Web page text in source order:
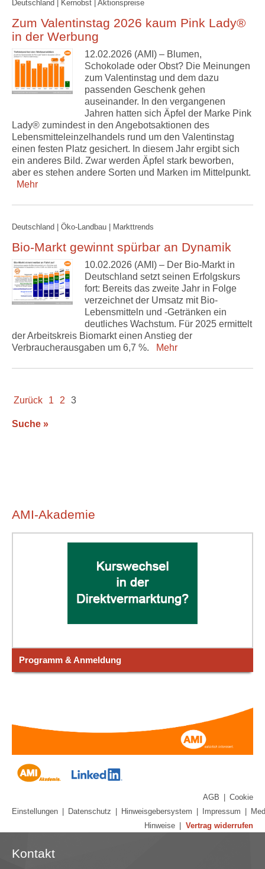
Deutschland | Kernobst | Aktionspreise
Zum Valentinstag 2026 kaum Pink Lady®
in der Werbung
12.02.2026 (AMI) – Blumen,
Schokolade oder Obst? Die Meinungen
zum Valentinstag und dem dazu
passenden Geschenk gehen
auseinander. In den vergangenen
Jahren hatten sich Äpfel der Marke Pink
Lady® zumindest in den Angebotsaktionen des
Lebensmitteleinzelhandels rund um den Valentinstag
einen festen Platz gesichert. In diesem Jahr ergibt sich
ein anderes Bild. Zwar werden Äpfel stark beworben,
aber es stehen andere Sorten und Marken im Mittelpunkt.
Mehr
Deutschland | Öko-Landbau | Markttrends
Bio-Markt gewinnt spürbar an Dynamik
10.02.2026 (AMI) – Der Bio-Markt in
Deutschland setzt seinen Erfolgskurs
fort: Bereits das zweite Jahr in Folge
verzeichnet der Umsatz mit Bio-
Lebensmitteln und -Getränken ein
deutliches Wachstum. Für 2025 ermittelt
der Arbeitskreis Biomarkt einen Anstieg der
Verbraucherausgaben um 6,7 %.
Mehr
Zurück 1 2 3
Suche »
AMI-Akademie
Programm & Anmeldung
AGB
Cookie
Einstellungen
Datenschutz Hinweisgebersystem Impressum
Hinweise
Vertrag widerrufen
Kontakt